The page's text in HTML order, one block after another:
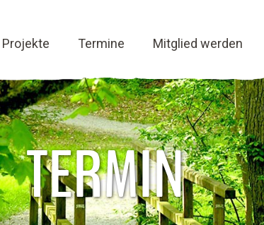
Projekte Termine Mitglied werden
TERMIN